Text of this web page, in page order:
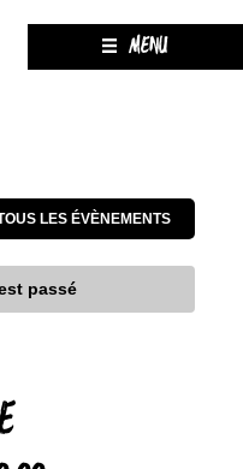
MENU
LES ÉVÈNEMENTS
passé